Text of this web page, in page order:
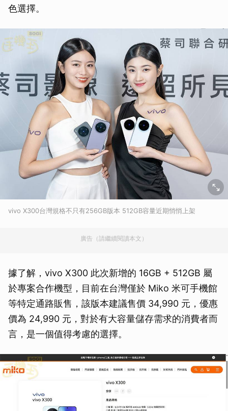
色選擇。
vivo X300台灣規格不只有256GB版本 512GB容量近期悄悄上架
廣告（請繼續閱讀本文）
據了解，vivo X300 此次新增的 16GB + 512GB 屬
於專案合作機型，目前在台灣僅於 Miko 米可手機館
等特定通路販售，該版本建議售價 34,990 元，優惠
價為 24,990 元，對於有大容量儲存需求的消費者而
言，是一個值得考慮的選擇。